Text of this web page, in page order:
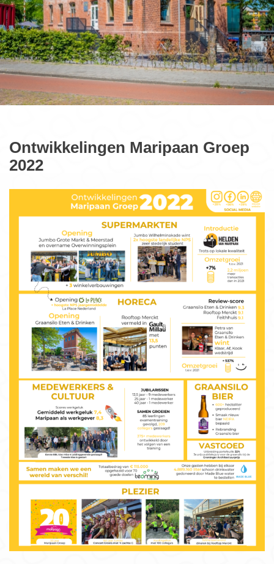
Ontwikkelingen Maripaan Groep
2022